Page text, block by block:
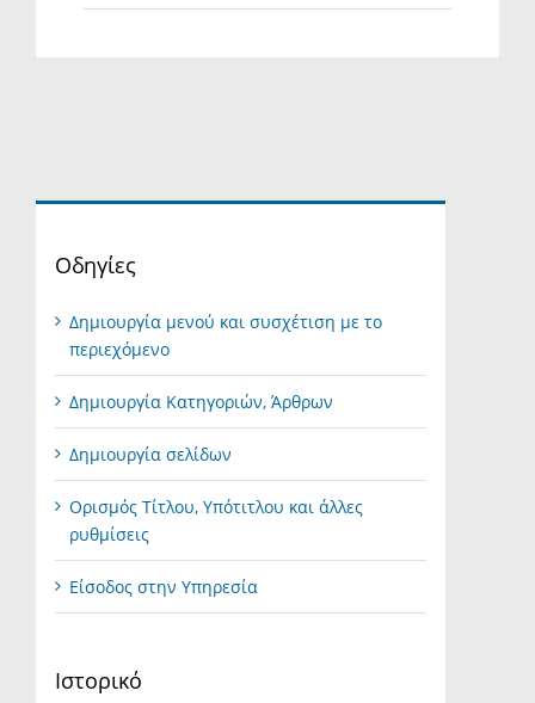
Οδηγίες
Δημιουργία μενού και συσχέτιση με το
περιεχόμενο
Δημιουργία Κατηγοριών, Άρθρων
Δημιουργία σελίδων
Ορισμός Τίτλου, Υπότιτλου και άλλες
ρυθμίσεις
Είσοδος στην Υπηρεσία
Ιστορικό